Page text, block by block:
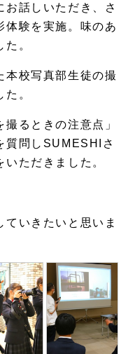
話しいただき、さ
体験を実施。味のあ
。
本校写真部生徒の撮
。
るときの注意点」
質問しSUMESHIさ
ただきました。
いきたいと思いま